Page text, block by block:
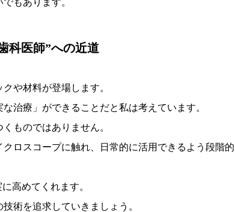
もあります。
科医師”への近道
や材料が登場します。
治療」ができることだと私は考えています。
ものではありません。
ロスコープに触れ、日常的に活用できるよう段階的
高めてくれます。
術を追求していきましょう。